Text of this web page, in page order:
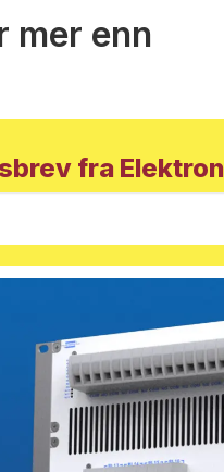
mer enn
fra